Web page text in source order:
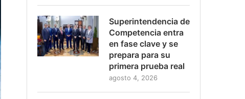
Superintendencia de
Competencia entra
en fase clave y se
prepara para su
primera prueba real
agosto 4, 2026